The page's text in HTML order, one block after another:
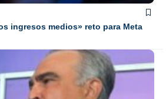
ingresos medios» reto para Meta